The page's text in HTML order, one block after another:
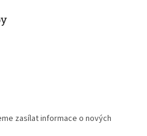
zasílat informace o nových